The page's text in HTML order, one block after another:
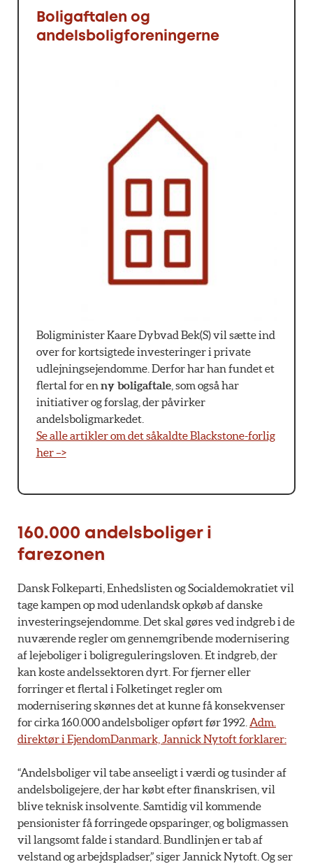
Boligaftalen og
andelsboligforeningerne
Boligminister Kaare Dybvad Bek(S) vil sætte ind
over for kortsigtede investeringer i private
udlejningsejendomme. Derfor har han fundet et
flertal for en ny boligaftale, som også har
initiativer og forslag, der påvirker
andelsboligmarkedet.
Se alle artikler om det såkaldte Blackstone-forlig
her –>
160.000 andelsboliger i
farezonen
Dansk Folkeparti, Enhedslisten og Socialdemokratiet vil
tage kampen op mod udenlandsk opkøb af danske
investeringsejendomme. Det skal gøres ved indgreb i de
nuværende regler om gennemgribende modernisering
af lejeboliger i boligreguleringsloven. Et indgreb, der
kan koste andelssektoren dyrt. For fjerner eller
forringer et flertal i Folketinget regler om
modernisering skønnes det at kunne få konsekvenser
for cirka 160.000 andelsboliger opført før 1992. Adm.
direktør i EjendomDanmark, Jannick Nytoft forklarer:
“Andelsboliger vil tabe anseeligt i værdi og tusinder af
andelsboligejere, der har købt efter finanskrisen, vil
blive teknisk insolvente. Samtidig vil kommende
pensionister få forringede opsparinger, og boligmassen
vil langsomt falde i standard. Bundlinjen er tab af
velstand og arbejdspladser,” siger Jannick Nytoft. Og ser